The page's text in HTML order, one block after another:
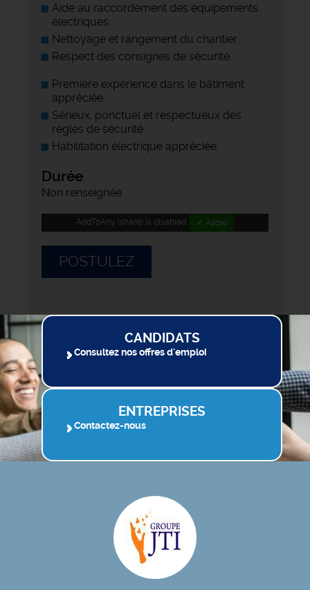
Aide au raccordement des équipements
électriques.
Nettoyage et rangement du chantier.
Respect des consignes de sécurité.
Première expérience dans le bâtiment
appréciée.
Sérieux, ponctuel et respectueux des
règles de sécurité.
Habilitation électrique appréciée
Durée
Non renseignée
AddToAny (share) is disabled. ✓ Allow
POSTULEZ
CANDIDATS
Consultez nos offres d'emploi
ENTREPRISES
Contactez-nous